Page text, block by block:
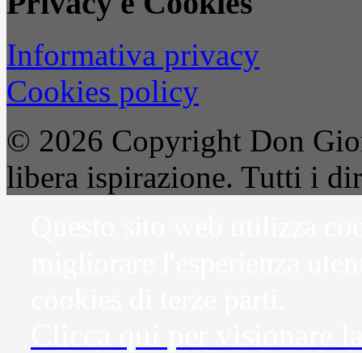
Informativa privacy
Cookies policy
© 2026 Copyright Don
libera ispirazione. Tutti i